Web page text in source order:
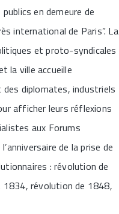
en demeure de
international de Paris”. La
et proto-syndicales
la ville accueille
des diplomates, industriels
afficher leurs réflexions
aux Forums
de la prise de
: révolution de
révolution de 1848,